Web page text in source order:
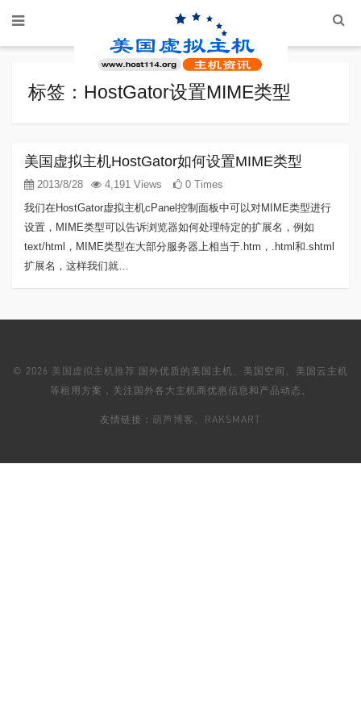
标签：HostGator设置MIME类型
美国虚拟主机HostGator如何设置MIME类型
2013/8/28 4,191 Views
0 Times
我们在HostGator虚拟主机cPanel控制面板中可以对MIME类型进行
设置，MIME类型可以告诉浏览器如何处理特定的扩展名，例如
text/html，MIME类型在大部分服务器上相当于.htm，.html和.shtml
扩展名，这样我们就…
© 2026 美国虚拟主机推荐 国外优质的美国主机、美国空间、美国云主机
等租用方案，关注国外各大主机商优惠信息和产品动态。
友情链接： 葫芦博客 RAKSMART